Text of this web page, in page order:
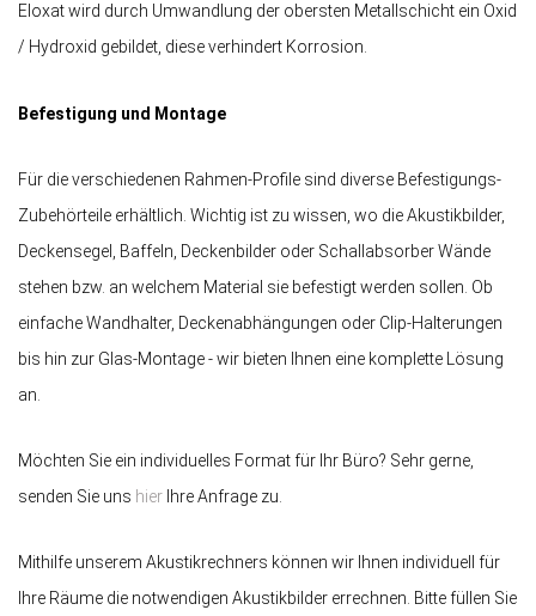
Eloxat wird durch Umwandlung der obersten Metallschicht ein Oxid
/ Hydroxid gebildet, diese verhindert Korrosion.
Befestigung und Montage
Für die verschiedenen Rahmen-Profile sind diverse Befestigungs-
Zubehörteile erhältlich. Wichtig ist zu wissen, wo die Akustikbilder,
Deckensegel, Baffeln, Deckenbilder oder Schallabsorber Wände
stehen bzw. an welchem Material sie befestigt werden sollen. Ob
einfache Wandhalter, Deckenabhängungen oder Clip-Halterungen
bis hin zur Glas-Montage - wir bieten Ihnen eine komplette Lösung
an.
Möchten Sie ein individuelles Format für Ihr Büro? Sehr gerne,
senden Sie uns hier Ihre Anfrage zu.
Mithilfe unserem Akustikrechners können wir Ihnen individuell für
Ihre Räume die notwendigen Akustikbilder errechnen. Bitte füllen Sie